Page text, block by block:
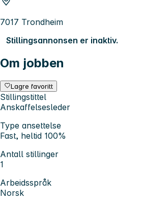
7017 Trondheim
Stillingsannonsen er inaktiv.
Om jobben
Lagre favoritt
Stillingstittel
Anskaffelsesleder
Type ansettelse
Fast, heltid 100%
Antall stillinger
1
Arbeidsspråk
Norsk